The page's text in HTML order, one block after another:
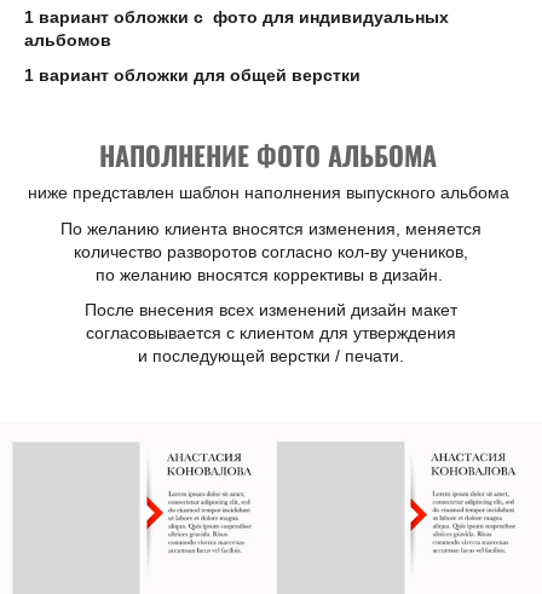
1 вариант обложки с фото для индивидуальных
альбомов
1 вариант обложки для общей верстки
НАПОЛНЕНИЕ ФОТО АЛЬБОМА
ниже представлен шаблон наполнения выпускного альбома
По желанию клиента вносятся изменения, меняется
количество разворотов согласно кол-ву учеников,
по желанию вносятся коррективы в дизайн.
После внесения всех изменений дизайн макет
согласовывается с клиентом для утверждения
и последующей верстки / печати.